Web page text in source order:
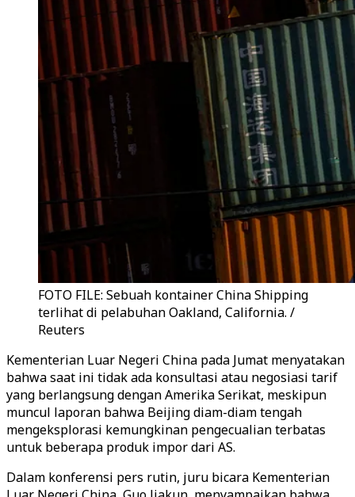
FOTO FILE: Sebuah kontainer China Shipping
terlihat di pelabuhan Oakland, California. /
Reuters
Kementerian Luar Negeri China pada Jumat menyatakan
bahwa saat ini tidak ada konsultasi atau negosiasi tarif
yang berlangsung dengan Amerika Serikat, meskipun
muncul laporan bahwa Beijing diam-diam tengah
mengeksplorasi kemungkinan pengecualian terbatas
untuk beberapa produk impor dari AS.
Dalam konferensi pers rutin, juru bicara Kementerian